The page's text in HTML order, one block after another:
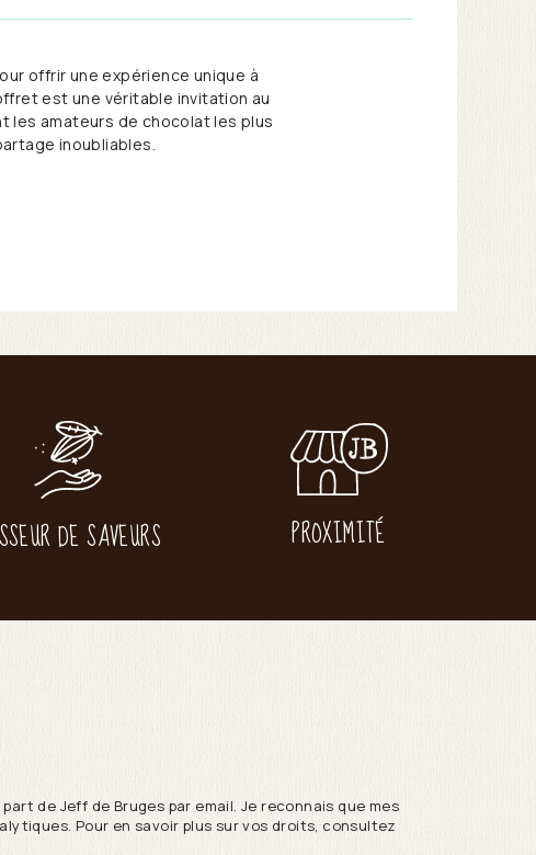
offrir une expérience unique à
est une véritable invitation au
les amateurs de chocolat les plus
inoubliables.
DE SAVEURS PROXIMITÉ
de Jeff de Bruges par email. Je reconnais que mes
Pour en savoir plus sur vos droits, consultez